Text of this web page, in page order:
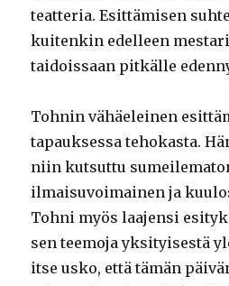
teatteria. Esittämisen
kuitenkin edelleen
taidoissaan pitkälle
Tohnin vähäeleinen
tapauksessa tehokasta.
niin kutsuttu
ilmaisuvoimainen ja
Tohni myös laajensi
sen teemoja yksityisestä
itse usko, että tämän